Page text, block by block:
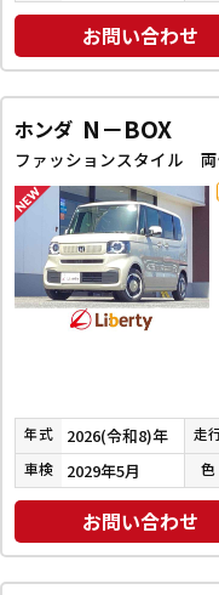
お問い合わせ
ホンダ N－BOX
年式 2026(令和8)年 走
車検 2029年5月 色
お問い合わせ